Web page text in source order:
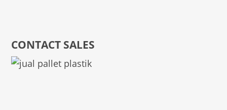
CONTACT SALES